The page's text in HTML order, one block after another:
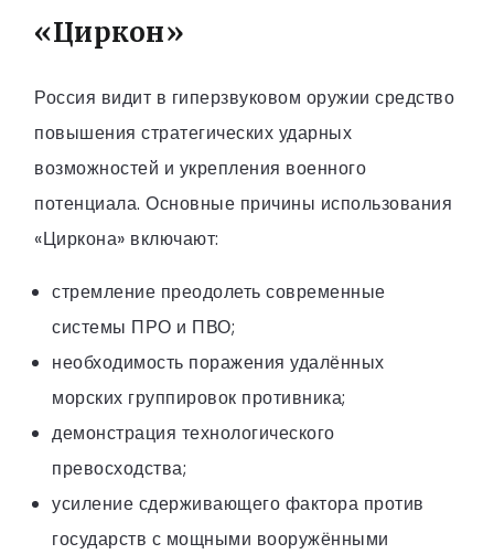
«Циркон»
Россия видит в гиперзвуковом оружии средство
повышения стратегических ударных
возможностей и укрепления военного
потенциала. Основные причины использования
«Циркона» включают:
стремление преодолеть современные
системы ПРО и ПВО;
необходимость поражения удалённых
морских группировок противника;
демонстрация технологического
превосходства;
усиление сдерживающего фактора против
государств с мощными вооружёнными